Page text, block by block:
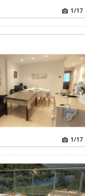
1/17
1/17